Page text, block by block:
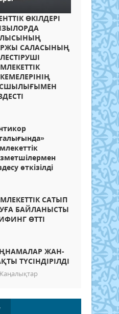
ӨКІЛДЕРІ
САЛАСЫНЫҢ
өткізілді
САТЫП
БАЙЛАНЫСТЫ
ӨТТІ
ЖАН-
ТҮСІНДІРІЛДІ